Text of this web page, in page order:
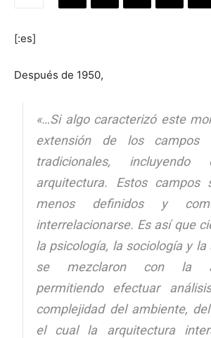
[:es]
Después de 1950,
«…Si algo caracterizó este
extensión de los campos
tradicionales,
arquitectura. Estos campos
menos definidos y
interrelacionarse. Es así que
la psicología, la sociología y la
se mezclaron con la
permitiendo efectuar
complejidad del ambiente,
el cual la arquitectura